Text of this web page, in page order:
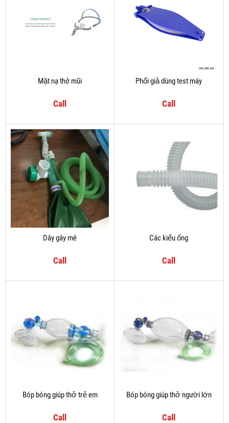
Mặt nạ thở mũi
Call
Phổi giả dùng test máy
Call
Dây gây mê
Call
Các kiểu ống
Call
Bóp bóng giúp thở trẻ em
Call
Bóp bóng giúp thở người lớn
Call